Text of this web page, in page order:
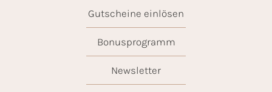
Gutscheine einlösen
Bonusprogramm
Newsletter